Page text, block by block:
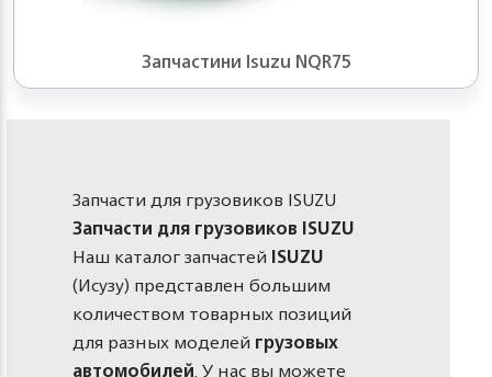
Запчастини Isuzu NQR75
Запчасти для грузовиков ISUZU
Запчасти для грузовиков ISUZU
Наш каталог запчастей ISUZU
(Исузу) представлен большим
количеством товарных позиций
для разных моделей грузовых
автомобилей. У нас вы можете